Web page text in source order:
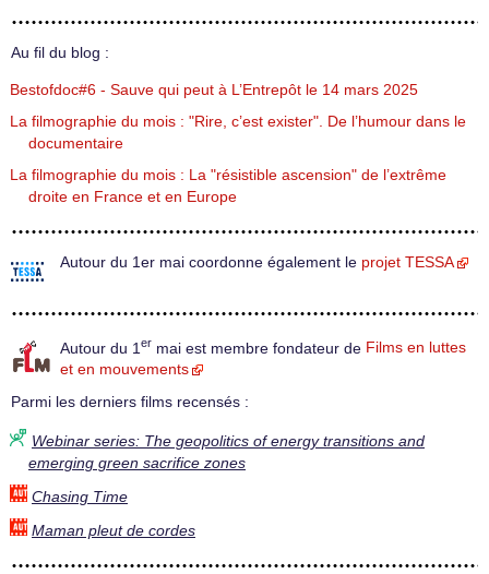
Au fil du blog :
Bestofdoc#6 - Sauve qui peut à L’Entrepôt le 14 mars 2025
La filmographie du mois : "Rire, c’est exister". De l’humour dans le
documentaire
La filmographie du mois : La "résistible ascension" de l’extrême
droite en France et en Europe
Autour du 1er mai coordonne également le projet TESSA
Autour du 1 er mai est membre fondateur de Films en luttes
et en mouvements
Parmi les derniers films recensés :
Webinar series: The geopolitics of energy transitions and
emerging green sacrifice zones
Chasing Time
Maman pleut de cordes